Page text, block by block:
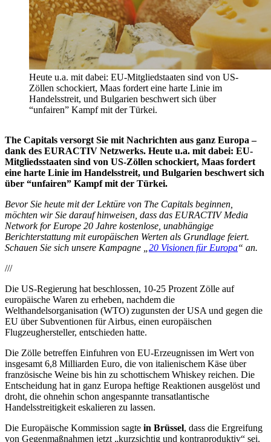
Heute u.a. mit dabei: EU-Mitgliedstaaten sind von US-
Zöllen schockiert, Maas fordert eine harte Linie im
Handelsstreit, und Bulgarien beschwert sich über
“unfairen” Kampf mit der Türkei.
The Capitals versorgt Sie mit Nachrichten aus ganz Europa –
dank des EURACTIV Netzwerks. Heute u.a. mit dabei: EU-
Mitgliedsstaaten sind von US-Zöllen schockiert, Maas fordert
eine harte Linie im Handelsstreit, und Bulgarien beschwert sich
über “unfairen” Kampf mit der Türkei.
Bevor Sie heute mit der Lektüre von The Capitals beginnen,
möchten wir Sie darauf hinweisen, dass das EURACTIV Media
Network for Europe 20 Jahre kostenlose, unabhängige
Berichterstattung mit europäischen Werten als Grundlage feiert.
Schauen Sie sich unsere Kampagne „ 20 Visionen für Europa“ an.
///
Die US-Regierung hat beschlossen, 10-25 Prozent Zölle auf
europäische Waren zu erheben, nachdem die
Welthandelsorganisation (WTO) zugunsten der USA und gegen die
EU über Subventionen für Airbus, einen europäischen
Flugzeughersteller, entschieden hatte.
Die Zölle betreffen Einfuhren von EU-Erzeugnissen im Wert von
insgesamt 6,8 Milliarden Euro, die von italienischem Käse über
französische Weine bis hin zu schottischem Whiskey reichen. Die
Entscheidung hat in ganz Europa heftige Reaktionen ausgelöst und
droht, die ohnehin schon angespannte transatlantische
Handelsstreitigkeit eskalieren zu lassen.
Die Europäische Kommission sagte in Brüssel, dass die Ergreifung
von Gegenmaßnahmen jetzt „kurzsichtig und kontraproduktiv“ sei.